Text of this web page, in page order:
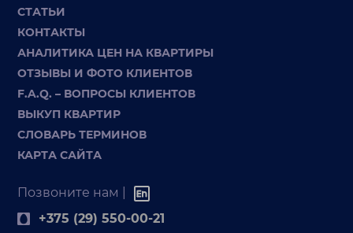
СТАТЬИ
КОНТАКТЫ
АНАЛИТИКА ЦЕН НА КВАРТИРЫ
ОТЗЫВЫ И ФОТО КЛИЕНТОВ
F.A.Q. – ВОПРОСЫ КЛИЕНТОВ
ВЫКУП КВАРТИР
СЛОВАРЬ ТЕРМИНОВ
КАРТА САЙТА
Позвоните нам |
+375 (29) 550-00-21